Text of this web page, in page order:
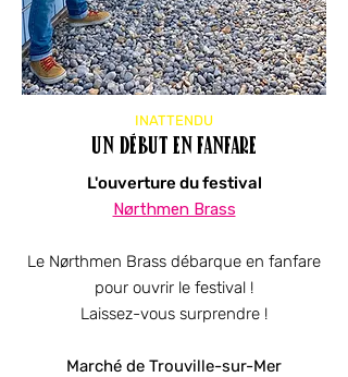
INATTENDU
un début en fanfare
L'ouverture du festival
Nørthmen Brass
Le Nørthmen Brass débarque en fanfare
pour ouvrir le festival !
Laissez-vous surprendre !
Marché de Trouville-sur-Mer